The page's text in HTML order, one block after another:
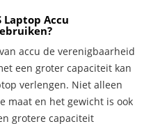
Laptop Accu
accu de verenigbaarheid
een groter capaciteit kan
verlengen. Niet alleen
maat en het gewicht is ook
grotere capaciteit